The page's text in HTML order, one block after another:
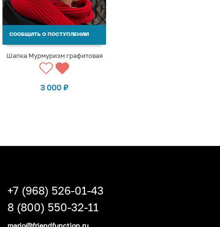
СООБЩИТЬ О ПОСТУПЛЕНИИ
Шапка Мурмуризм графитовая
3 000 ₽
+7 (968) 526-01-43
8 (800) 550-32-11
mario@friendfunction.ru